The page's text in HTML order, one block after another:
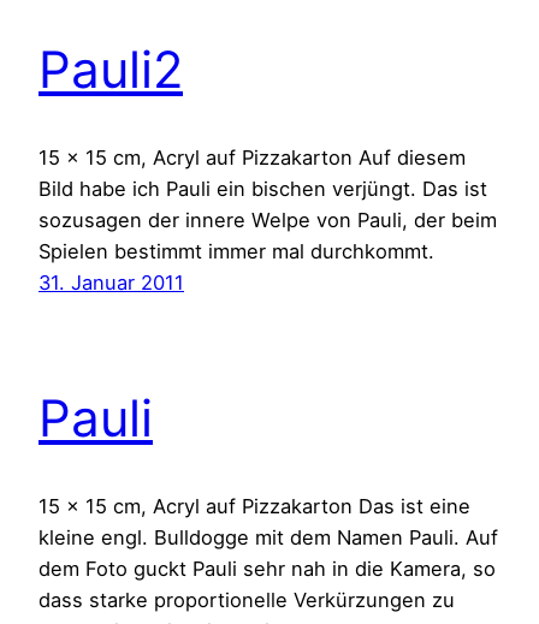
Pauli2
15 x 15 cm, Acryl auf Pizzakarton Auf diesem
Bild habe ich Pauli ein bischen verjüngt. Das ist
sozusagen der innere Welpe von Pauli, der beim
Spielen bestimmt immer mal durchkommt.
31. Januar 2011
Pauli
15 x 15 cm, Acryl auf Pizzakarton Das ist eine
kleine engl. Bulldogge mit dem Namen Pauli. Auf
dem Foto guckt Pauli sehr nah in die Kamera, so
dass starke proportionelle Verkürzungen zu